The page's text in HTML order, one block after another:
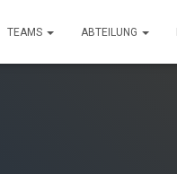
TEAMS ABTEILUNG